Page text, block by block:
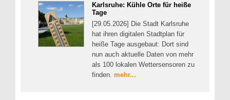
Karlsruhe: Kühle Orte für heiße
Tage
[29.05.2026] Die Stadt Karlsruhe
hat ihren digitalen Stadtplan für
heiße Tage ausgebaut: Dort sind
nun auch aktuelle Daten von mehr
als 100 lokalen Wettersensoren zu
finden. mehr...